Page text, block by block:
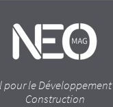
pour le
Construction